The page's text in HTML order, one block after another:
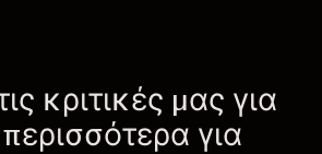
κριτικές μας για
για